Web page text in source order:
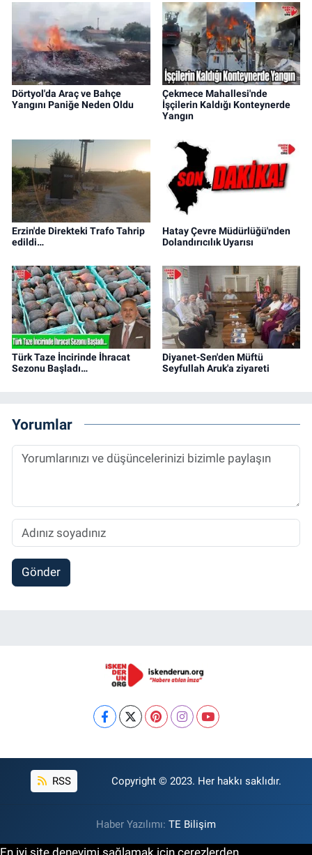
Dörtyol'da Araç ve Bahçe
Yangını Paniğe Neden Oldu
Çekmece Mahallesi'nde
İşçilerin Kaldığı Konteynerde
Yangın
Erzin'de Direkteki Trafo Tahrip
edildi…
Hatay Çevre Müdürlüğü'nden
Dolandırıcılık Uyarısı
Türk Taze İncirinde İhracat
Sezonu Başladı…
Diyanet-Sen'den Müftü
Seyfullah Aruk'a ziyareti
Yorumlar
Gönder
RSS Copyright © 2023. Her hakkı saklıdır.
Haber Yazılımı: TE Bilişim